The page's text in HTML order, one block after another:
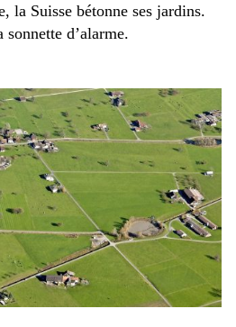
la Suisse bétonne ses jardins.
d’alarme.